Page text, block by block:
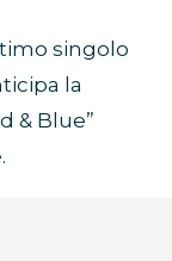
singolo
la
& Blue”